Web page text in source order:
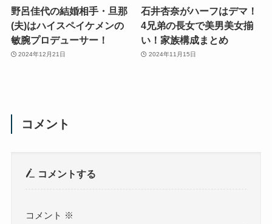
野呂佳代の結婚相手・旦那
(夫)はハイスペイケメンの
敏腕プロデューサー！
2024年12月21日
石井杏奈がハーフはデマ！
4兄弟の長女で美男美女揃
い！家族構成まとめ
2024年11月15日
コメント
コメントする
コメント ※